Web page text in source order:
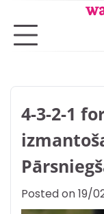
content
4-3-2-1
Posted on19/